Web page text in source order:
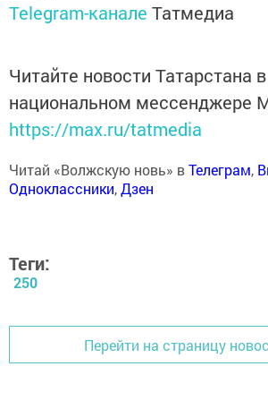
Telegram-канале Татмедиа
Читайте новости Татарстана в
национальном мессенджере
https://max.ru/tatmedia
Читай «Волжскую новь» вТелеграм,
Одноклассники,Дзен
Теги:
250
Перейти на страницу